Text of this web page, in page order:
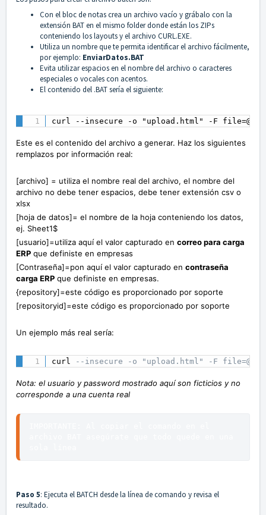
Con el bloc de notas crea un archivo vacío y grábalo con la
extensión BAT en el mismo folder donde están los ZIPs
conteniendo los layouts y el archivo CURL.EXE.
Utiliza un nombre que te permita identificar el archivo fácilmente,
por ejemplo: EnviarDatos.BAT
Evita utilizar espacios en el nombre del archivo o caracteres
especiales o vocales con acentos.
El contenido del .BAT sería el siguiente:
curl --insecure -o "upload.html" -F
Este es el contenido del archivo a generar. Haz los siguientes
remplazos por información real:
[archivo] = utiliza el nombre real del archivo, el nombre del
archivo no debe tener espacios, debe tener extensión csv o
xlsx
[hoja de datos]= el nombre de la hoja conteniendo los datos,
ej. Sheet1$
[usuario]=utiliza aquí el valor capturado en correo para carga
ERP que definiste en empresas
[Contraseña]=pon aquí el valor capturado en contraseña
carga ERP que definiste en empresas.
{repository]=este código es proporcionado por soporte
[repositoryid]=este código es proporcionado por soporte
Un ejemplo más real sería:
curl --insecure -o "upload.html" -F
Nota: el usuario y password mostrado aquí son ficticios y no
corresponde a una cuenta real
Paso 5: Ejecuta el BATCH desde la línea de comando y revisa el
resultado.